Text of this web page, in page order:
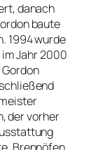
danach
baute
1994 wurde
Jahr 2000
der vorher